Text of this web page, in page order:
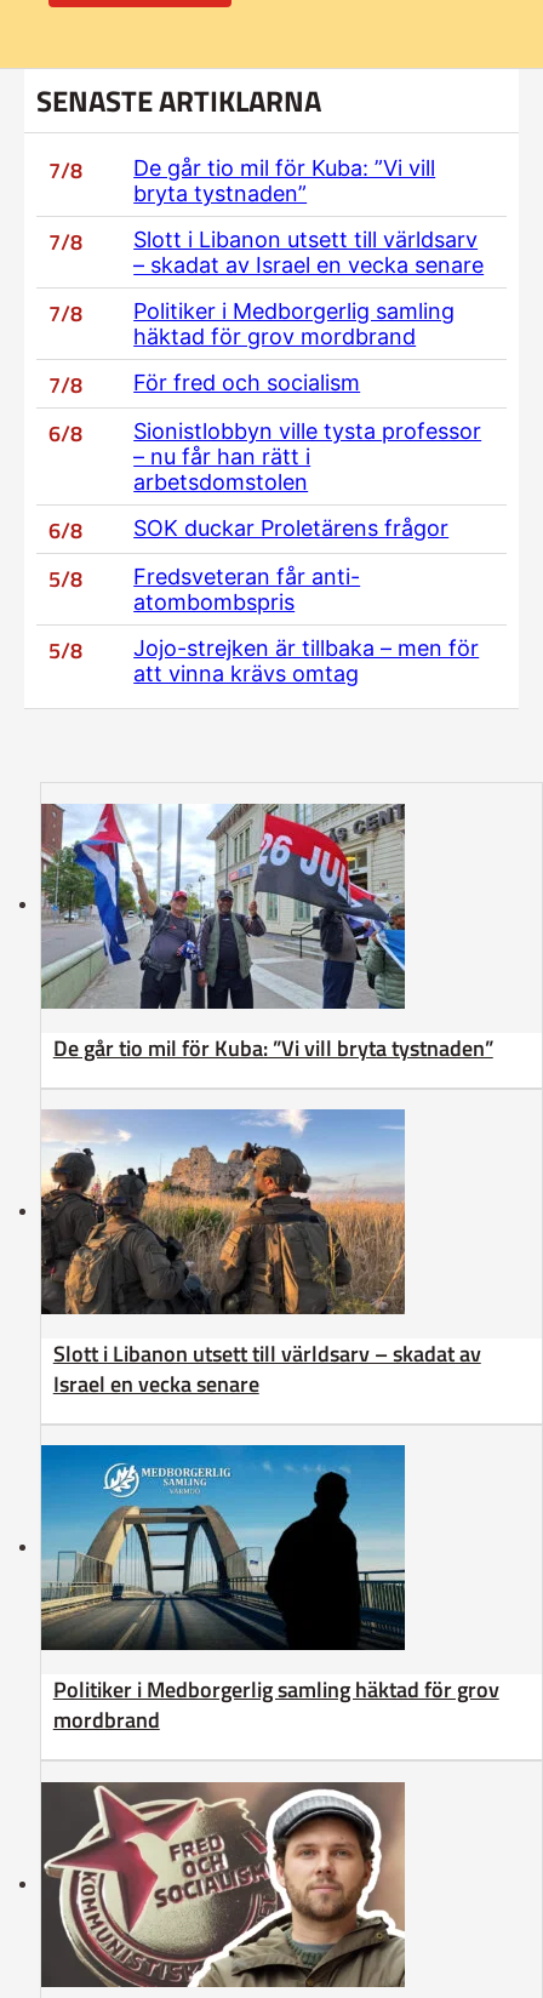
SENASTE ARTIKLARNA
7/8
De går tio mil för Kuba: ”Vi vill
bryta tystnaden”
7/8
Slott i Libanon utsett till världsarv
– skadat av Israel en vecka senare
7/8
Politiker i Medborgerlig samling
häktad för grov mordbrand
7/8 För fred och socialism
6/8
Sionistlobbyn ville tysta professor
– nu får han rätt i
arbetsdomstolen
6/8 SOK duckar Proletärens frågor
5/8
Fredsveteran får anti-
atombombspris
5/8
Jojo-strejken är tillbaka – men för
att vinna krävs omtag
De går tio mil för Kuba: ”Vi vill bryta tystnaden”
Slott i Libanon utsett till världsarv – skadat av
Israel en vecka senare
Politiker i Medborgerlig samling häktad för grov
mordbrand